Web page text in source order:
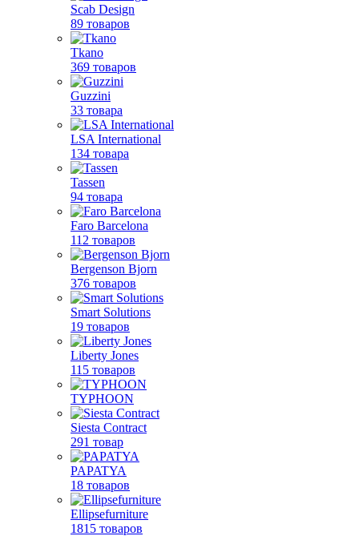
Scab Design
89 товаров
Tkano
369 товаров
Guzzini
33 товара
LSA International
134 товара
Tassen
94 товара
Faro Barcelona
112 товаров
Bergenson Bjorn
376 товаров
Smart Solutions
19 товаров
Liberty Jones
115 товаров
TYPHOON
Siesta Contract
291 товар
PAPATYA
18 товаров
Ellipsefurniture
1815 товаров